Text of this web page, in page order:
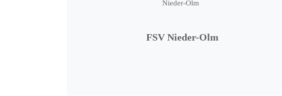
FSV Nieder-Olm